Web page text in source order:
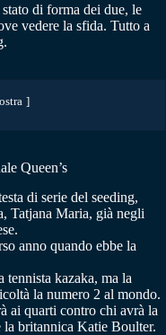
di forma dei due, le
vedere la sfida. Tutto a
Queen’s
di serie del seeding,
Tatjana Maria, già negli
anno quando ebbe la
tennista kazaka, ma la
la numero 2 al mondo.
ai quarti contro chi avrà la
la britannica Katie Boulter.